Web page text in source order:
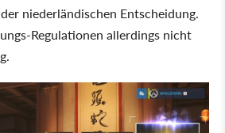
niederländischen Entscheidung.
Regulationen allerdings nicht